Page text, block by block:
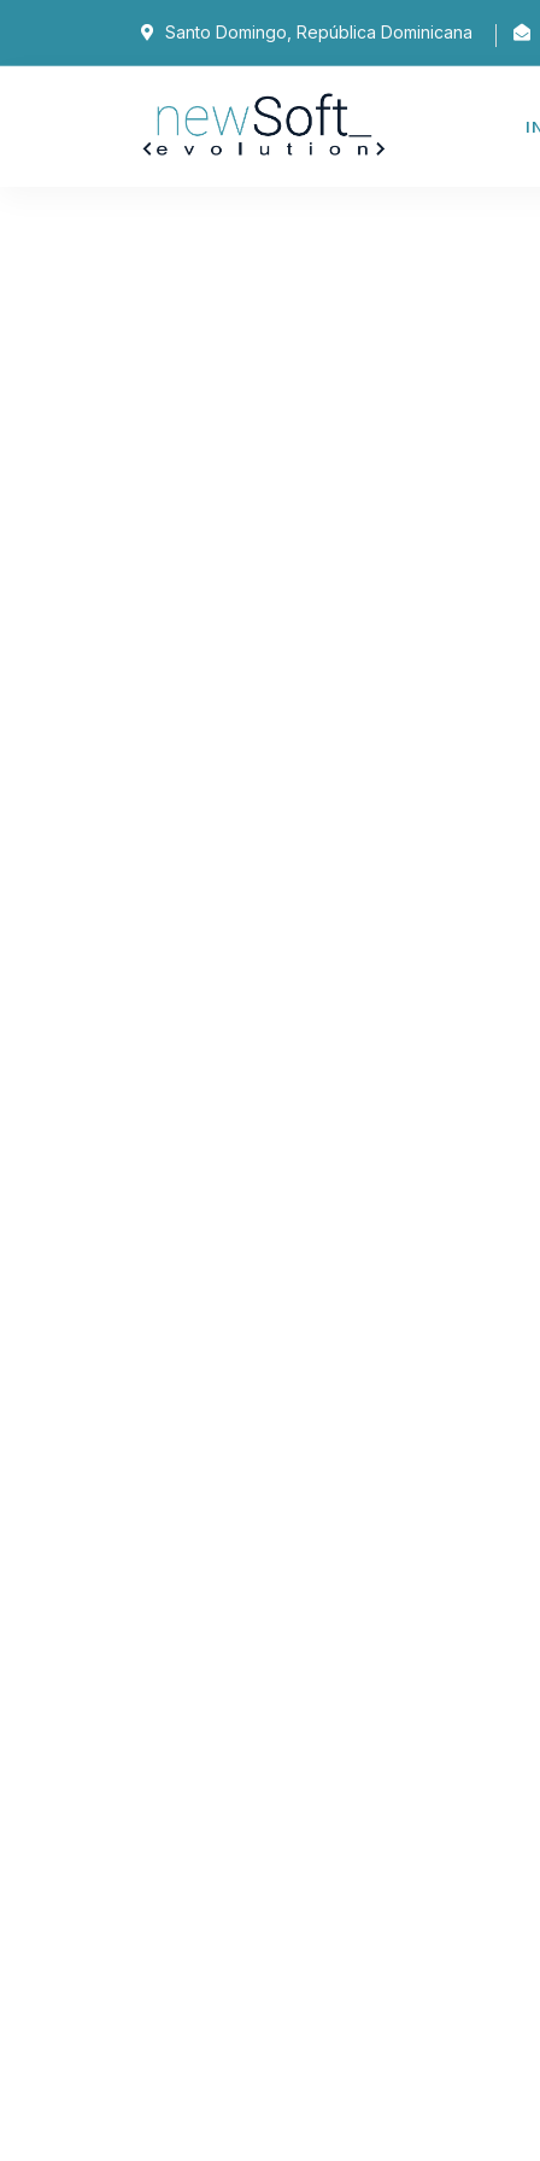
Santo Domingo, República Dominicana